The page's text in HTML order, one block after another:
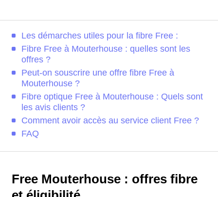
Les démarches utiles pour la fibre Free :
Fibre Free à Mouterhouse : quelles sont les
offres ?
Peut-on souscrire une offre fibre Free à
Mouterhouse ?
Fibre optique Free à Mouterhouse : Quels sont
les avis clients ?
Comment avoir accès au service client Free ?
FAQ
Free Mouterhouse : offres fibre